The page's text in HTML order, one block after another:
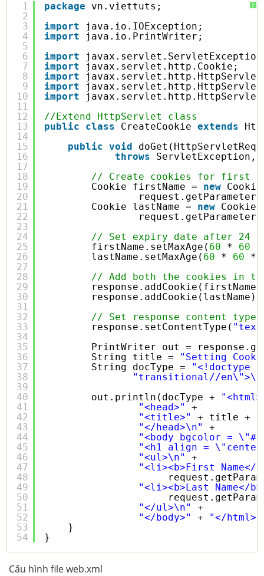
?
1
2
3
4
5
6
7
8
9
10
11
12
13
14
15
16
17
18
19
20
21
22
23
24
25
26
27
28
29
30
31
32
33
34
35
36
37
38
39
40
41
42
43
44
45
46
47
48
49
50
51
52
53
54
package
vn.viettuts;
import
java.io.IOException;
import
java.io.PrintWriter;
import
import
javax.servlet.http.Cookie;
import
import
import
//Extend HttpServlet class
public
class CreateCookie extends
public
void
throws
ServletException,
// Create cookies for first
Cookie firstName = new
request.getParameter(
Cookie lastName = new Cookie(
request.getParameter(
// Set expiry date after 24
firstName.setMaxAge( 60 * 60
lastName.setMaxAge( 60 * 60 *
// Add both the cookies in
response.addCookie(lastName);
// Set response content type
response.setContentType(
PrintWriter out =
String title = "Setting
String docType = "<!doctype
"transitional//
out.println(docType +
"<head>"
+
"<title>"
+ title +
"</head>\n"
+
"<body bgcolor =
"<h1 align =
"<ul>\n"
+
"<li><b>First Name</
"<li><b>Last Name</
"</ul>\n"
+
"</body>"
+ "</html>"
}
}
Cấu hình file web.xml